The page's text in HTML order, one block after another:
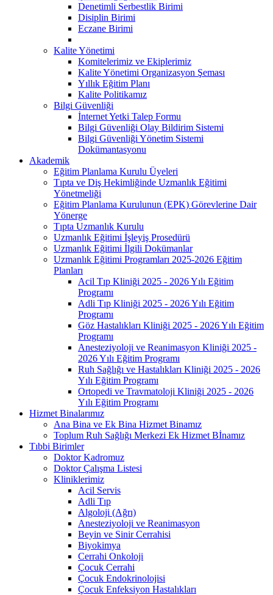
Denetimli Serbestlik Birimi
Disiplin Birimi
Eczane Birimi
Kalite Yönetimi
Komitelerimiz ve Ekiplerimiz
Kalite Yönetimi Organizasyon Şeması
Yıllık Eğitim Planı
Kalite Politikamız
Bilgi Güvenliği
İnternet Yetki Talep Formu
Bilgi Güvenliği Olay Bildirim Sistemi
Bilgi Güvenliği Yönetim Sistemi
Dokümantasyonu
Akademik
Eğitim Planlama Kurulu Üyeleri
Tıpta ve Diş Hekimliğinde Uzmanlık Eğitimi
Yönetmeliği
Eğitim Planlama Kurulunun (EPK) Görevlerine Dair
Yönerge
Tıpta Uzmanlık Kurulu
Uzmanlık Eğitimi İşleyiş Prosedürü
Uzmanlık Eğitimi İlgili Dokümanlar
Uzmanlık Eğitimi Programları 2025-2026 Eğitim
Planları
Acil Tıp Kliniği 2025 - 2026 Yılı Eğitim
Programı
Adli Tıp Kliniği 2025 - 2026 Yılı Eğitim
Programı
Göz Hastalıkları Kliniği 2025 - 2026 Yılı Eğitim
Programı
Anesteziyoloji ve Reanimasyon Kliniği 2025 -
2026 Yılı Eğitim Programı
Ruh Sağlığı ve Hastalıkları Kliniği 2025 - 2026
Yılı Eğitim Programı
Ortopedi ve Travmatoloji Kliniği 2025 - 2026
Yılı Eğitim Programı
Hizmet Binalarımız
Ana Bina ve Ek Bina Hizmet Binamız
Toplum Ruh Sağlığı Merkezi Ek Hizmet Bİnamız
Tıbbi Birimler
Doktor Kadromuz
Doktor Çalışma Listesi
Kliniklerimiz
Acil Servis
Adli Tıp
Algoloji (Ağrı)
Anesteziyoloji ve Reanimasyon
Beyin ve Sinir Cerrahisi
Biyokimya
Cerrahi Onkoloji
Çocuk Cerrahi
Çocuk Endokrinolojisi
Çocuk Enfeksiyon Hastalıkları